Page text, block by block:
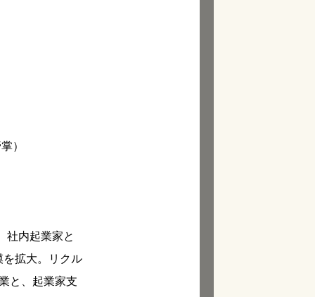
）
社内起業家と
拡大。リクル
と、起業家支